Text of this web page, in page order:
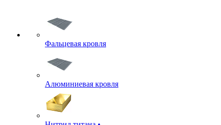
Фальцевая кровля
Алюминиевая кровля